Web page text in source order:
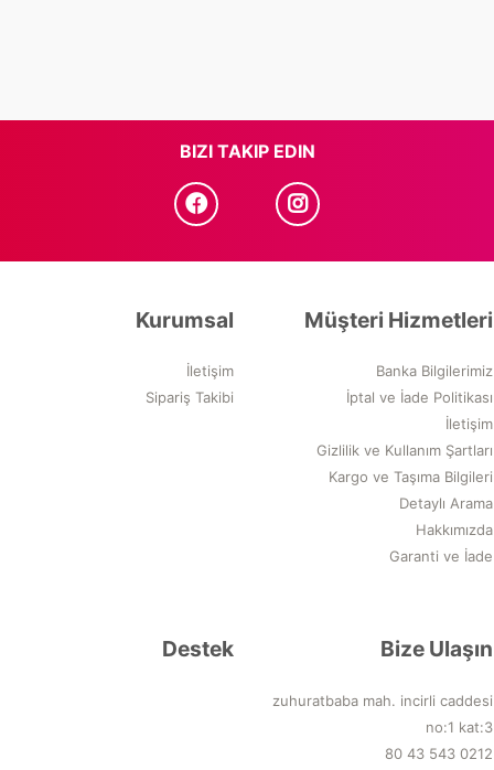
BIZI TAKIP EDIN
Kurumsal
İletişim
Sipariş Takibi
Müşteri Hizmetleri
Banka Bilgilerimiz
İptal ve İade Politikası
İletişim
Gizlilik ve Kullanım Şartları
Kargo ve Taşıma Bilgileri
Detaylı Arama
Hakkımızda
Garanti ve İade
Destek Bize Ulaşın
zuhuratbaba mah. incirli caddesi
no:1 kat:3
0212 543 43 80